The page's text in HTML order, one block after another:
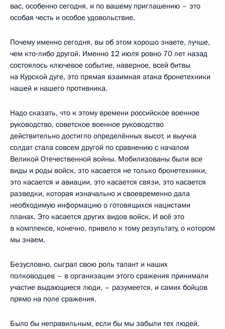
вас, особенно сегодня, и по вашему приглашению – это
особая честь и особое удовольствие.
Почему именно сегодня, вы об этом хорошо знаете, лучше,
чем кто‑либо другой. Именно 12 июля ровно 70 лет назад
состоялось ключевое событие, наверное, всей битвы
на Курской дуге, это прямая взаимная атака бронетехники
нашей и нашего противника.
Надо сказать, что к этому времени российское военное
руководство, советское военное руководство
действительно достигло определённых высот, и выучка
солдат стала совсем другой по сравнению с началом
Великой Отечественной войны. Мобилизованы были все
виды и роды войск, это касается не только бронетехники,
это касается и авиации, это касается связи, это касается
разведки, которая изначально и своевременно дала
необходимую информацию о готовящихся нацистами
планах. Это касается других видов войск. И всё это
в комплексе, конечно, привело к тому результату, о котором
мы знаем.
Безусловно, сыграл свою роль талант и наших
полководцев – в организации этого сражения принимали
участие выдающиеся люди, – разумеется, и самих бойцов
прямо на поле сражения.
Было бы неправильным, если бы мы забыли тех людей,